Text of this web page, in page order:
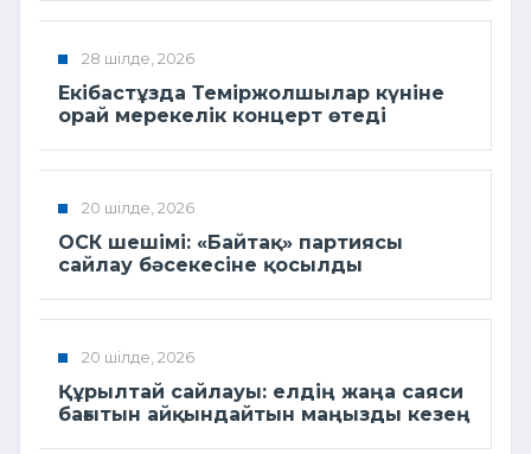
28 шілде, 2026
Екібастұзда Теміржолшылар күніне
орай мерекелік концерт өтеді
20 шілде, 2026
ОСК шешімі: «Байтақ» партиясы
сайлау бәсекесіне қосылды
20 шілде, 2026
Құрылтай сайлауы: елдің жаңа саяси
бағытын айқындайтын маңызды кезең